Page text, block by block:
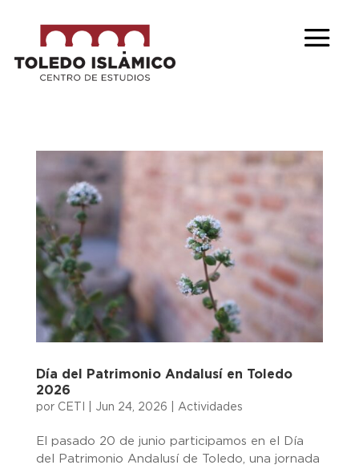
Día del Patrimonio Andalusí en Toledo
2026
por CETI Jun 24, 2026 Actividades
El pasado 20 de junio participamos en el Día
del Patrimonio Andalusí de Toledo, una jornada